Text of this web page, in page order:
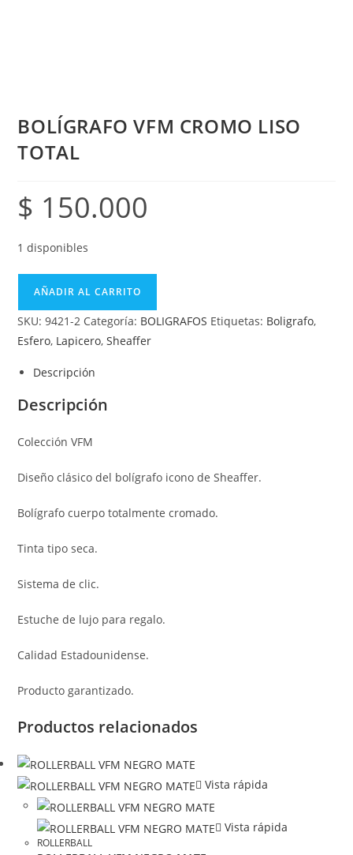
BOLÍGRAFO VFM CROMO LISO
TOTAL
$ 150.000
1 disponibles
AÑADIR AL CARRITO
SKU:9421-2 Categoría: BOLIGRAFOS Etiquetas: Boligrafo,
Esfero, Lapicero,Sheaffer
Descripción
Descripción
Colección VFM
Diseño clásico del bolígrafo icono de Sheaffer.
Bolígrafo cuerpo totalmente cromado.
Tinta tipo seca.
Sistema de clic.
Estuche de lujo para regalo.
Calidad Estadounidense.
Producto garantizado.
Productos relacionados
Vista rápida
Vista rápida
ROLLERBALL